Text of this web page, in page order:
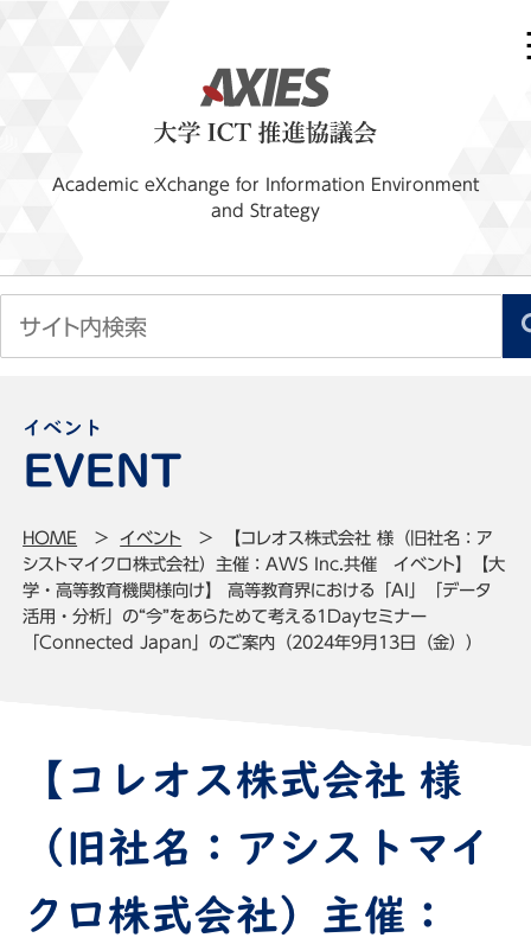
Academic eXchange for Information Environment
and Strategy
イベント
HOME イベント
【コレオス株式会社 様（旧社名：ア
シストマイクロ株式会社）主催：AWS Inc.共催 イベント】【大
学・高等教育機関様向け】 高等教育界における「AI」「データ
活用・分析」の“今”をあらためて考える1Dayセミナー
「Connected Japan」のご案内（2024年9月13日（金））
【コレオス株式会社 様
（旧社名：アシストマイ
クロ株式会社）主催：